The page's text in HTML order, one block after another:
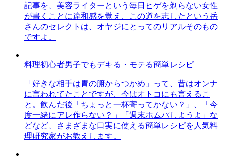
記事を、美容ライターという毎日ヒゲを剃らない女性
が書くことに違和感を覚え、この道を志したという岳
さんのセレクトは、オヤジにとってのリアルそのもの
ですよ。
料理初心者男子でもデキる・モテる簡単レシピ
「好きな相手は胃の腑からつかめ」って、昔はオンナ
に言われてたことですが、今はオトコにも言えるこ
と。飲んだ後「ちょっと一杯寄ってかない？」、「今
度一緒にアレ作らない？」「週末ホムパしようよ」な
どなど、さまざまな口実に使える簡単レシピを人気料
理研究家がお教えします。